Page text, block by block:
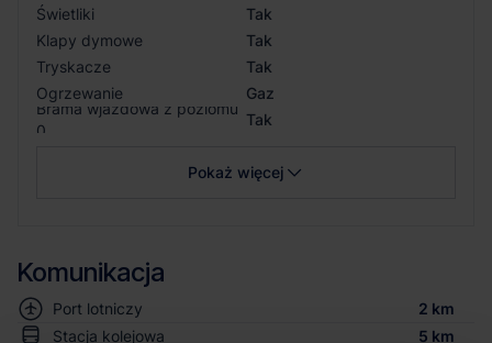
Świetliki
Tak
Klapy dymowe
Tak
Tryskacze
Tak
Ogrzewanie
Gaz
Brama wjazdowa z poziomu
0
Tak
Pokaż więcej
Komunikacja
Port lotniczy
2 km
Stacja kolejowa
5 km